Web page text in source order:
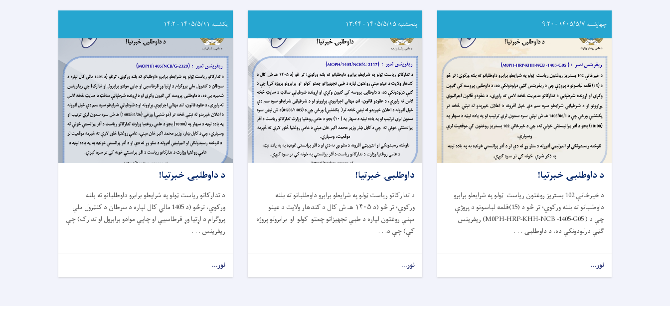
او
مؤسسو
استازو
سره
د
حادو
اسهالاتو
پېښو
ته
د
ځواب‌ویلو
نوبتي
ناسته
ترسره
کې
د
قدۍ
او
خوارځواکۍ
د
کمولو
په
موخه
هوکړه
لیک
لاسلیک
کړ
انلاین
ناسته
کړه
چهارشنبه ۱۴۰۵/۵/۷ - ۹:۲۰
د داوطلبۍ خبرتیا!
د خیرخانې 102 بستریز روغتون ریاست ټولو په شرایطو برابرو
داوطلبانو ته بلنه ورکوي؛ تر څو د (15)قلمه لباسونو د پروژې
چې د (M0PH-HRP-KHH-NCB -1405-G05 )ریفرینس
ګڼې درلودونکې ده، د داوطلبۍ . . .
نور...
د
پنجشنبه ۱۴۰۵/۵/۱۵ - ۱۳:۴۴
داوطلبۍ خبرتیا!
د تدارکاتو ریاست ټولو په شرایطو برابرو داوطلبانو ته بلنه
ورکوي؛ تر څو (د ۱۴۰۵ هـ ش کال د کندهار ولایت د عینو
مېنې روغتون لپاره د طبي تجهیزاتو چمتو کولو او برابرولو پروژه
کې) چې د. . .
نور...
داوطلبۍ
یکشنبه ۱۴۰۵/۵/۱۱ - ۱۴:۲
د داوطلبۍ خبرتیا!
د تدارکاتو ریاست ټولو په شرایطو برابرو داوطلبانو ته بلنه
ورکوي، ترڅو (د 1405 مالي کال لپاره د سرطان د کنټرول ملي
پروګرام د اړتيا وړ قرطاسیې او چاپي موادو برابرول او تدارک) چې
ريفرينس . . .
نور...
د